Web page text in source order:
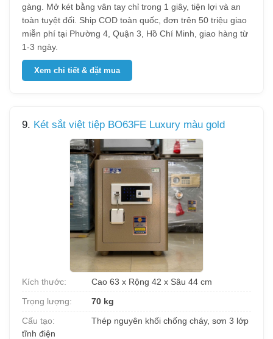
gàng. Mở két bằng vân tay chỉ trong 1 giây, tiện lợi và an
toàn tuyệt đối. Ship COD toàn quốc, đơn trên 50 triệu giao
miễn phí tại Phường 4, Quận 3, Hồ Chí Minh, giao hàng từ
1-3 ngày.
Xem chi tiết & đặt mua
9. Két sắt việt tiệp BO63FE Luxury màu gold
Kích thước:
Cao 63 x Rộng 42 x Sâu 44 cm
Trọng lượng:
70 kg
Cấu tạo:
Thép nguyên khối chống cháy, sơn 3 lớp
tĩnh điện